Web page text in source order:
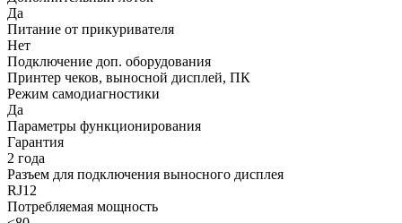
Да
Питание от прикуривателя
Нет
Подключение доп. оборудования
Принтер чеков, выносной дисплей, ПК
Режим самодиагностики
Да
Параметры функционирования
Гарантия
2 года
Разъем для подключения выносного дисплея
RJ12
Потребляемая мощность